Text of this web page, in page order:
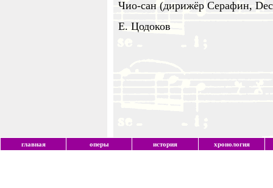
Чио-сан (дирижёр Серафин,
Е. Цодоков
главная оперы история хронология